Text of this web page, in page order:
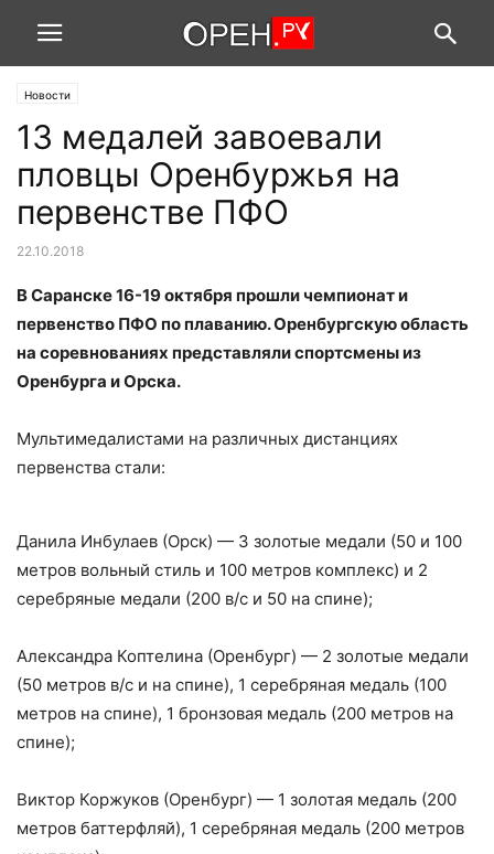
Новости
13 медалей завоевали
пловцы Оренбуржья на
первенстве ПФО
22.10.2018
В Саранске 16-19 октября прошли чемпионат и
первенство ПФО по плаванию. Оренбургскую область
на соревнованиях представляли спортсмены из
Оренбурга и Орска.
Мультимедалистами на различных дистанциях
первенства стали:
Данила Инбулаев (Орск) — 3 золотые медали (50 и 100
метров вольный стиль и 100 метров комплекс) и 2
серебряные медали (200 в/с и 50 на спине);
Александра Коптелина (Оренбург) — 2 золотые медали
(50 метров в/c и на спине), 1 серебряная медаль (100
метров на спине), 1 бронзовая медаль (200 метров на
спине);
Виктор Коржуков (Оренбург) — 1 золотая медаль (200
метров баттерфляй), 1 серебряная медаль (200 метров